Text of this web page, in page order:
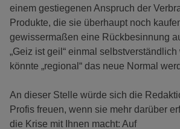
einem gestiegenen Anspruch der
Produkte, die sie überhaupt noch
gewissermaßen eine Rückbesinnung
„Geiz ist geil“ einmal
könnte „regional“ das neue Normal
An dieser Stelle würde sich die
Profis freuen, wenn sie mehr darüber
die Krise mit Ihnen macht: Auf